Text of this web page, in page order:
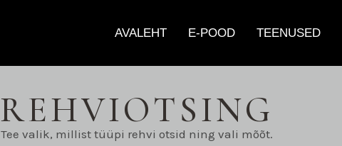
AVALEHT E-POOD TEENUSED
REHVIOTSING
Tee valik, millist tüüpi rehvi otsid ning vali mõõt.